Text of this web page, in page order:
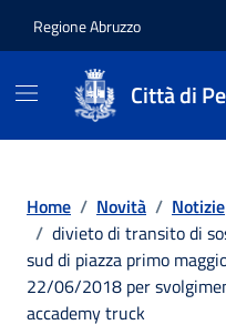
Regione Abruzzo
Città di
Home / Novità / Notizie
/ divieto di transito di
sud di piazza primo
22/06/2018 per
accademy truck